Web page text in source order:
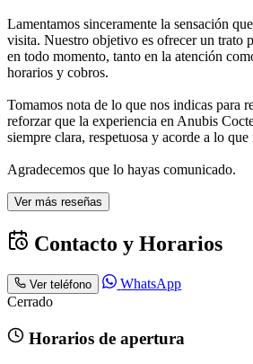
Lamentamos sinceramente la sensación
visita. Nuestro objetivo es ofrecer un trato
en todo momento, tanto en la atención
horarios y cobros.
Tomamos nota de lo que nos indicas para
reforzar que la experiencia en Anubis
siempre clara, respetuosa y acorde a lo que
Agradecemos que lo hayas comunicado.
Ver más reseñas
Contacto y Horarios
Ver teléfono
WhatsApp
Cerrado
Horarios de apertura